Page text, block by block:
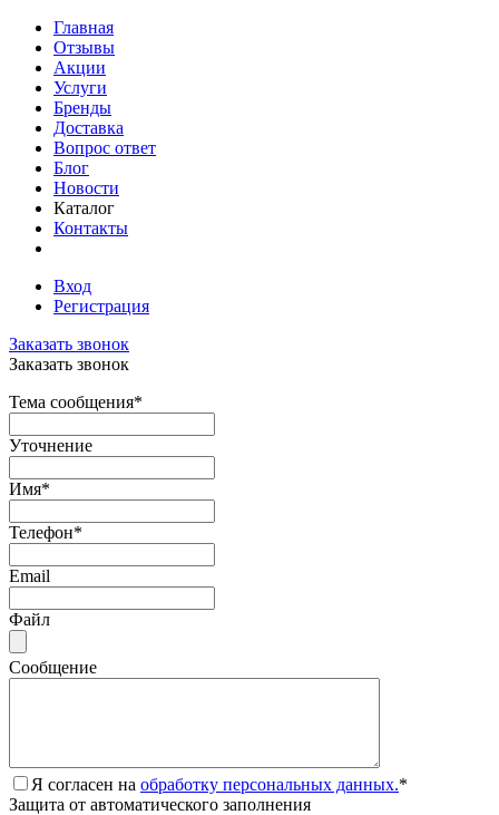
Главная
Отзывы
Акции
Услуги
Бренды
Доставка
Вопрос ответ
Блог
Новости
Каталог
Контакты
Вход
Регистрация
Заказать звонок
Заказать звонок
Тема сообщения*
Уточнение
Имя*
Телефон*
Email
Файл
Сообщение
Я согласен на обработку персональных данных.*
Защита от автоматического заполнения